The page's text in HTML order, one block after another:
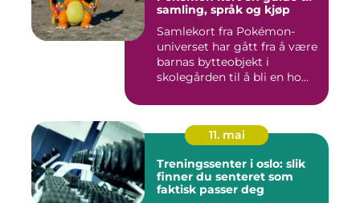
samling, språk og kjøp
Samlekort fra Pokémon-
universet har gått fra å være
barnas bytteobjekt i
skolegården til å bli en ho...
11. mai
Treningssenter i oslo: slik
finner du senteret som
faktisk passer deg